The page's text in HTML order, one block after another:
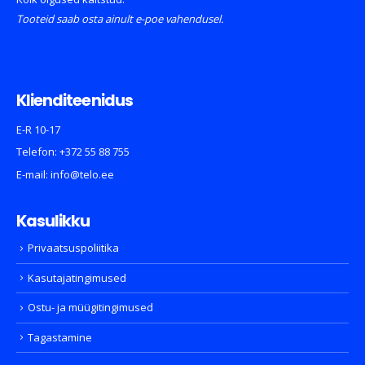
Tooteid saab osta ainult e-poe vahendusel.
Klienditeenidus
E-R 10-17
Telefon: +372 55 88 755
E-mail: info@telo.ee
Kasulikku
Privaatsuspoliitika
Kasutajatingimused
Ostu- ja müügitingimused
Tagastamine